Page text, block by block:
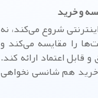
و خرید
شروع می‌کند، نه
را مقایسه می‌کند و
اعتماد ارائه کند.
خرید هم شانسی نخواهی